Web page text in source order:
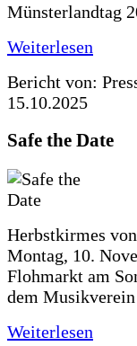
Münsterlandtag
Weiterlesen
Bericht von:
15.10.2025
Safe the Date
Herbstkirmes
Montag, 10.
Flohmarkt am
dem
Weiterlesen